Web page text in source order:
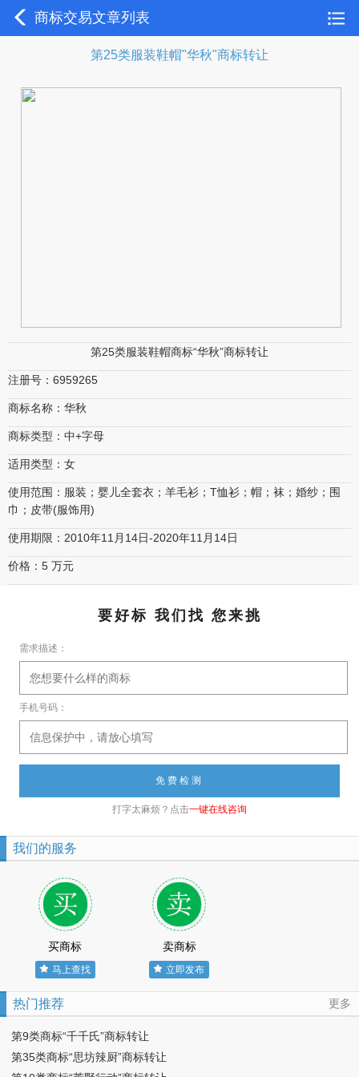
商标交易文章列表
第25类服装鞋帽"华秋"商标转让
第25类服装鞋帽商标“华秋”商标转让
注册号：6959265
商标名称：华秋
商标类型：中+字母
适用类型：女
使用范围：服装；婴儿全套衣；羊毛衫；T恤衫；帽；袜；婚纱；围
巾；皮带(服饰用)
使用期限：2010年11月14日-2020年11月14日
价格：5 万元
要好标 我们找 您来挑
需求描述：
手机号码：
打字太麻烦？点击一键在线咨询
我们的服务
买商标
马上查找
卖商标
立即发布
更多
热门推荐
第9类商标“千千氏”商标转让
第35类商标“思坊辣厨”商标转让